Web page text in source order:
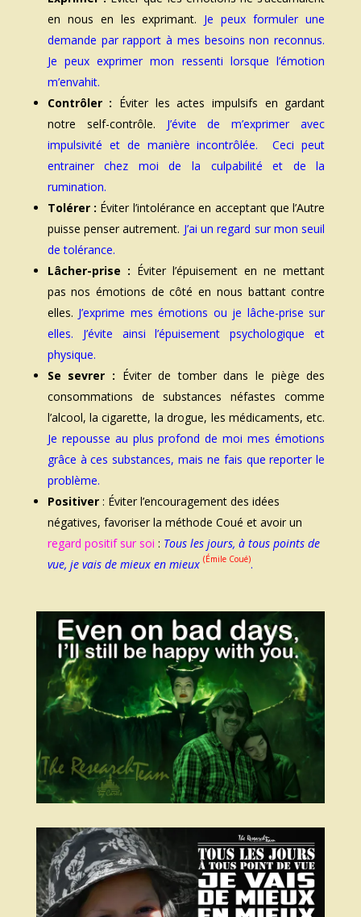
en nous en les exprimant. Je peux formuler une
demande par rapport à mes besoins non reconnus.
Je peux exprimer mon ressenti lorsque l’émotion
m’envahit.
Contrôler : Éviter les actes impulsifs en gardant
notre self-contrôle. J’évite de m’exprimer avec
impulsivité et de manière incontrôlée. Ceci peut
entrainer chez moi de la culpabilité et de la
rumination.
Tolérer : Éviter l’intolérance en acceptant que l’Autre
puisse penser autrement. J’ai un regard sur mon seuil
de tolérance.
Lâcher-prise : Éviter l’épuisement en ne mettant
pas nos émotions de côté en nous battant contre
elles. J’exprime mes émotions ou je lâche-prise sur
elles. J’évite ainsi l’épuisement psychologique et
physique.
Se sevrer : Éviter de tomber dans le piège des
consommations de substances néfastes comme
l’alcool, la cigarette, la drogue, les médicaments, etc.
Je repousse au plus profond de moi mes émotions
grâce à ces substances, mais ne fais que reporter le
problème.
Positiver: Éviter l’encouragement des idées
négatives, favoriser la méthode Coué et avoir un
regard positif sur soi : Tous les jours, à tous points de
vue, je vais de mieux en mieux (Émile Coué).